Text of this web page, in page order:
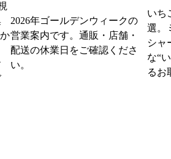
2026年ゴールデンウィークの
営業案内です。通販・店舗・
配送の休業日をご確認くださ
い。
いち
選。
シャ
な“
るお